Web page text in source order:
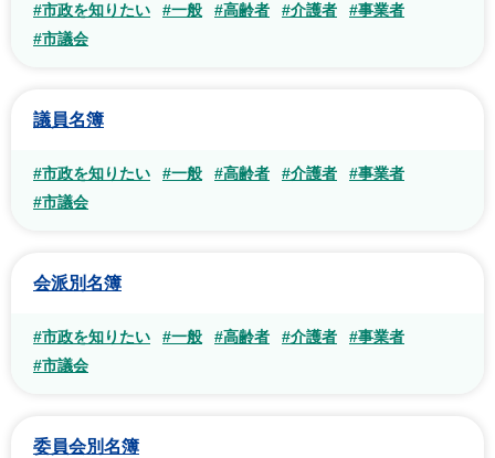
#市政を知りたい #一般 #高齢者 #介護者
#事業者
#市議会
議員名簿
#市政を知りたい #一般 #高齢者 #介護者
#事業者
#市議会
会派別名簿
#市政を知りたい #一般 #高齢者 #介護者
#事業者
#市議会
委員会別名簿